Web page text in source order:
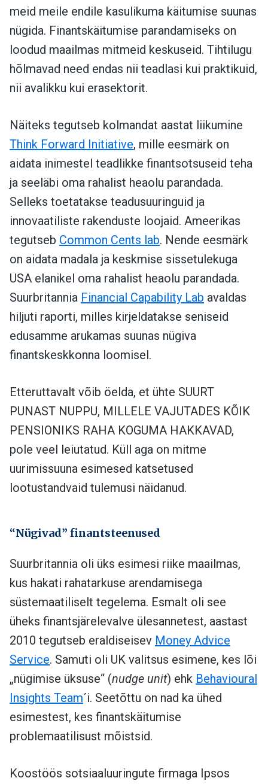
meid meile endile kasulikuma käitumise suunas
nügida. Finantskäitumise parandamiseks on
loodud maailmas mitmeid keskuseid. Tihtilugu
hõlmavad need endas nii teadlasi kui praktikuid,
nii avalikku kui erasektorit.
Näiteks tegutseb kolmandat aastat liikumine
Think Forward Initiative, mille eesmärk on
aidata inimestel teadlikke finantsotsuseid teha
ja seeläbi oma rahalist heaolu parandada.
Selleks toetatakse teadusuuringuid ja
innovaatiliste rakenduste loojaid. Ameerikas
tegutseb Common Cents lab. Nende eesmärk
on aidata madala ja keskmise sissetulekuga
USA elanikel oma rahalist heaolu parandada.
Suurbritannia Financial Capability Lab avaldas
hiljuti raporti, milles kirjeldatakse seniseid
edusamme arukamas suunas nügiva
finantskeskkonna loomisel.
Etteruttavalt võib öelda, et ühte SUURT
PUNAST NUPPU, MILLELE VAJUTADES KÕIK
PENSIONIKS RAHA KOGUMA HAKKAVAD,
pole veel leiutatud. Küll aga on mitme
uurimissuuna esimesed katsetused
lootustandvaid tulemusi näidanud.
“Nügivad” finantsteenused
Suurbritannia oli üks esimesi riike maailmas,
kus hakati rahatarkuse arendamisega
süstemaatiliselt tegelema. Esmalt oli see
üheks finantsjärelevalve ülesannetest, aastast
2010 tegutseb eraldiseisev Money Advice
Service. Samuti oli UK valitsus esimene, kes lõi
„nügimise üksuse“ (nudge unit) ehk Behavioural
Insights Team´i. Seetõttu on nad ka ühed
esimestest, kes finantskäitumise
problemaatilisust mõistsid.
Koostöös sotsiaaluuringute firmaga Ipsos